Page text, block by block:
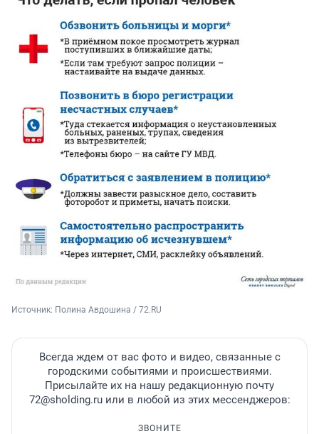
Источник: Полина Авдошина / 72.RU
Всегда ждем от вас фото и видео, связанные с
городскими событиями и происшествиями.
Присылайте их на нашу редакционную почту
72@sholding.ru или в любой из этих мессенджеров:
ЗВОНИТЕ